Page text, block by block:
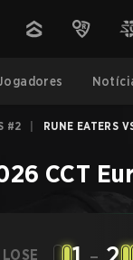
#2 RUNE EATERS
CCT
LOSE